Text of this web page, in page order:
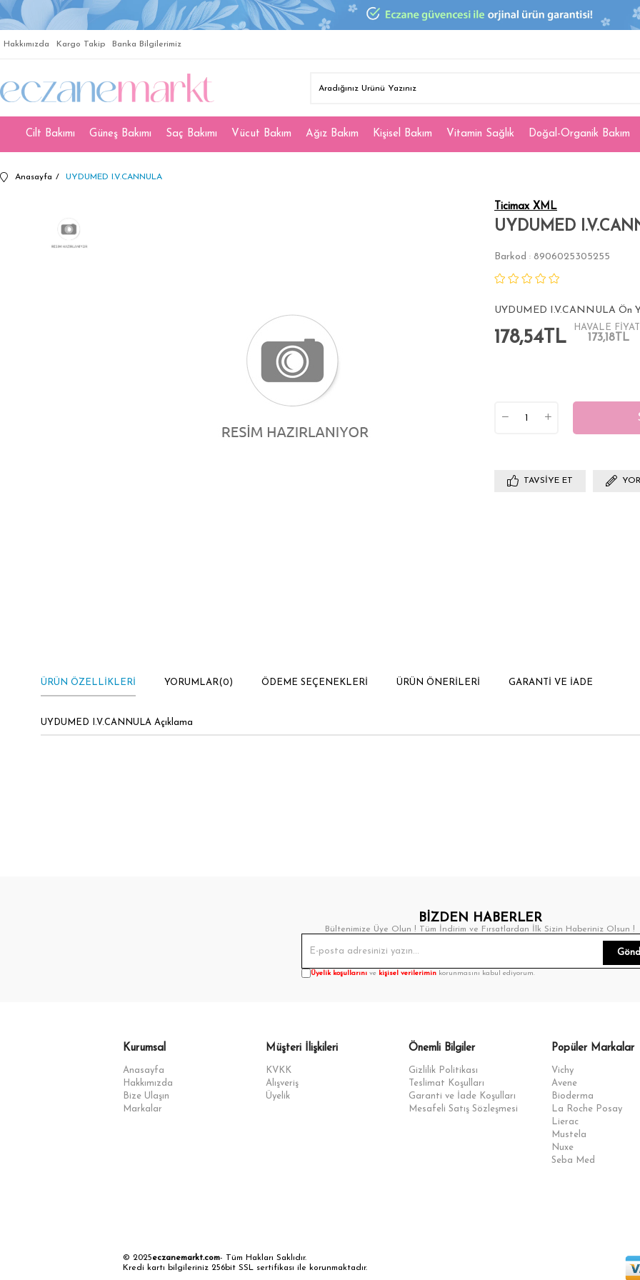
Hakkımızda Kargo Takip Banka Bilgilerimiz
Cilt Bakımı Güneş Bakımı Saç Bakımı Vücut Bakım Ağız Bakım Kişisel Bakım Vitamin Sağlık Doğal-Organik Bakım
Anasayfa UYDUMED I.V.CANNULA
Ticimax XML
UYDUMED
Barkod : 8906025305255
UYDUMED I.V.CANNULA Ön
178,54TL
HAVALE
173,18TL
TAVSIYE ET
ÜRÜN ÖZELLIKLERI YORUMLAR(0) ÖDEME SEÇENEKLERI ÜRÜN ÖNERILERI GARANTI VE İADE
UYDUMED I.V.CANNULA Açıklama
BİZDEN HABERLER
Bültenimize Üye Olun ! Tüm İndirim ve Fırsatlardan İlk Sizin Haberiniz Olsun !
Üyelik koşullarını ve kişisel verilerimin korunmasını kabul ediyorum.
Kurumsal
Anasayfa
Hakkımızda
Bize Ulaşın
Markalar
Müşteri İlişkileri
KVKK
Alışveriş
Üyelik
Önemli Bilgiler
Gizlilik Politikası
Teslimat Koşulları
Garanti ve İade Koşulları
Mesafeli Satış Sözleşmesi
Popüler Markalar
Vichy
Avene
Bioderma
La Roche Posay
Lierac
Mustela
Nuxe
Seba Med
© 2025eczanemarkt.com- Tüm Hakları Saklıdır.
Kredi kartı bilgileriniz 256bit SSL sertifikası ile korunmaktadır.